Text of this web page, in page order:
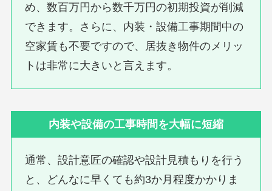
め、数百万円から数千万円の初期投資が削減
できます。さらに、内装・設備工事期間中の
空家賃も不要ですので、居抜き物件のメリッ
トは非常に大きいと言えます。
内装や設備の工事時間を大幅に短縮
通常、設計意匠の確認や設計見積もりを行う
と、どんなに早くても約3か月程度かかりま